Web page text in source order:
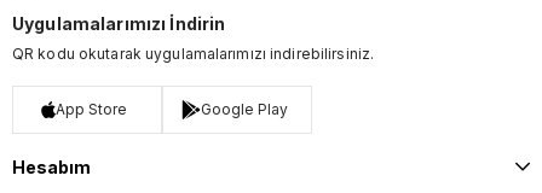
Uygulamalarımızı İndirin
QR kodu okutarak uygulamalarımızı indirebilirsiniz.
App Store Google Play
Hesabım